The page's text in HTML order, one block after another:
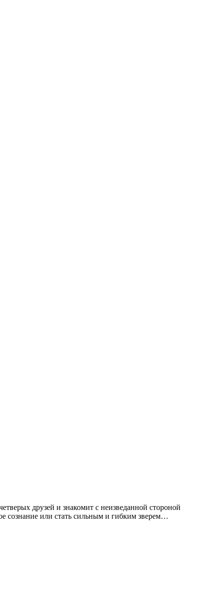
друзей и знакомит с неизведанной стороной
сознание или стать сильным и гибким зверем…